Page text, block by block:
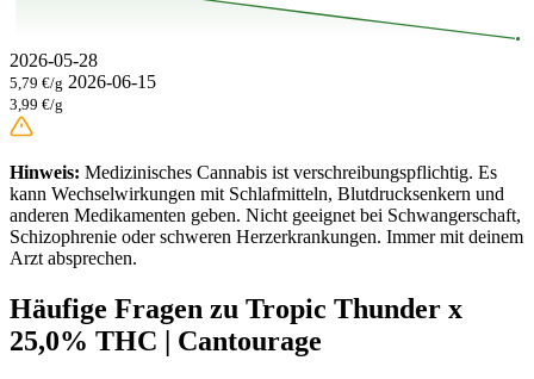
2026-05-28
5,79 €/g 2026-06-15
3,99 €/g
Hinweis: Medizinisches Cannabis ist verschreibungspflichtig. Es
kann Wechselwirkungen mit Schlafmitteln, Blutdrucksenkern und
anderen Medikamenten geben. Nicht geeignet bei Schwangerschaft,
Schizophrenie oder schweren Herzerkrankungen. Immer mit deinem
Arzt absprechen.
Häufige Fragen zu Tropic Thunder x
25,0% THC | Cantourage